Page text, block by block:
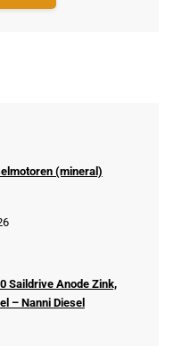
(mineral)
Saildrive Anode Zink,
– Nanni Diesel